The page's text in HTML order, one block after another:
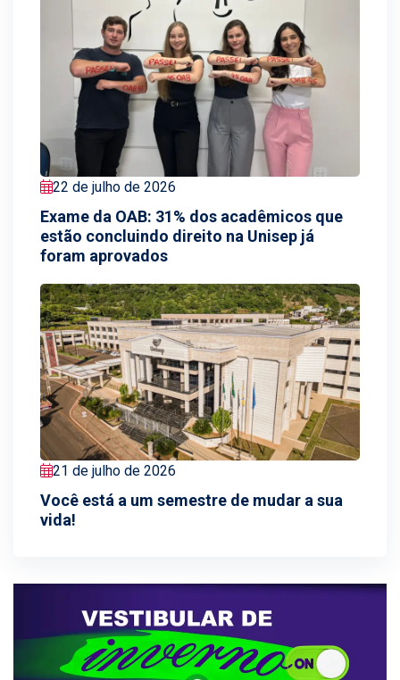
22 de julho de 2026
Exame da OAB: 31% dos acadêmicos que
estão concluindo direito na Unisep já
foram aprovados
21 de julho de 2026
Você está a um semestre de mudar a sua
vida!